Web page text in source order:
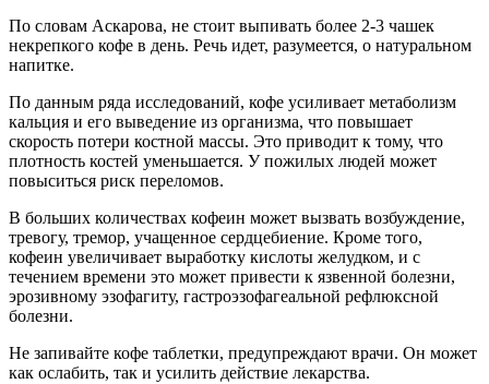
По словам Аскарова, не стоит выпивать более 2-3 чашек
некрепкого кофе в день. Речь идет, разумеется, о натуральном
напитке.
По данным ряда исследований, кофе усиливает метаболизм
кальция и его выведение из организма, что повышает
скорость потери костной массы. Это приводит к тому, что
плотность костей уменьшается. У пожилых людей может
повыситься риск переломов.
В больших количествах кофеин может вызвать возбуждение,
тревогу, тремор, учащенное сердцебиение. Кроме того,
кофеин увеличивает выработку кислоты желудком, и с
течением времени это может привести к язвенной болезни,
эрозивному эзофагиту, гастроэзофагеальной рефлюксной
болезни.
Не запивайте кофе таблетки, предупреждают врачи. Он может
как ослабить, так и усилить действие лекарства.